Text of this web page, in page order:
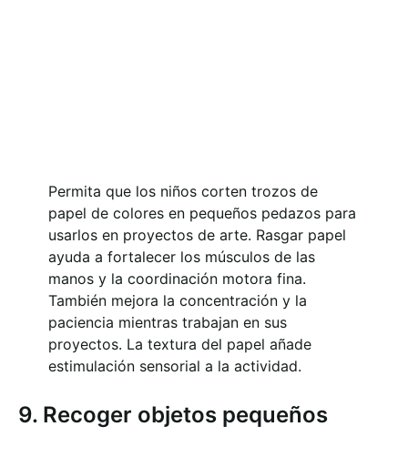
Permita que los niños corten trozos de
papel de colores en pequeños pedazos para
usarlos en proyectos de arte. Rasgar papel
ayuda a fortalecer los músculos de las
manos y la coordinación motora fina.
También mejora la concentración y la
paciencia mientras trabajan en sus
proyectos. La textura del papel añade
estimulación sensorial a la actividad.
9. Recoger objetos pequeños